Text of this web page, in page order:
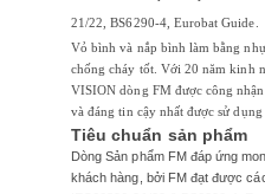
21/22, BS6290-4, Eurobat Guide.
Vỏ bình và nắp bình làm bằng
chống cháy tốt. Với 20 năm kinh
VISION dòng FM được công
và đáng tin cậy nhất được sử
Tiêu chuẩn sản phẩm
Dòng Sản phẩm FM đáp ứng
khách hàng, bởi FM đạt được